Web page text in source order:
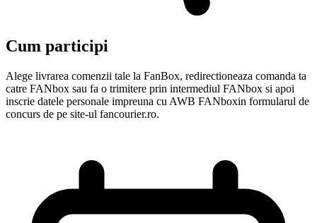
Cum participi
Alege livrarea comenzii tale la FanBox, redirectioneaza comanda ta
catre FANbox sau fa o trimitere prin intermediul FANbox si apoi
inscrie datele personale impreuna cu AWB FANboxin formularul de
concurs de pe site-ul fancourier.ro.